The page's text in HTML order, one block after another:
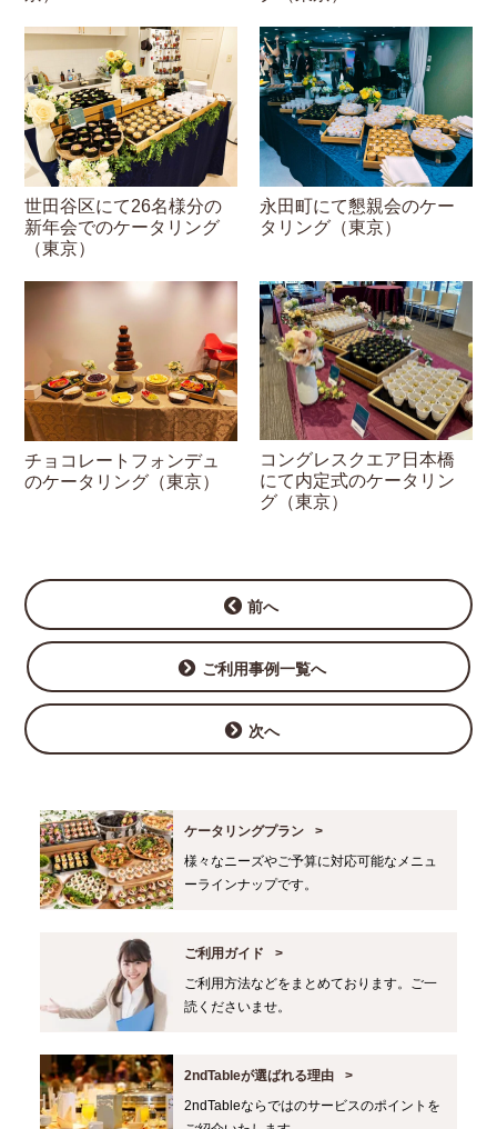
世田谷区にて26名様分の
新年会でのケータリング
（東京）
永田町にて懇親会のケー
タリング（東京）
チョコレートフォンデュ
のケータリング（東京）
コングレスクエア日本橋
にて内定式のケータリン
グ（東京）
前へ
ご利用事例一覧へ
次へ
ケータリングプラン
様々なニーズやご予算に対応可能なメニュ
ーラインナップです。
ご利用ガイド
ご利用方法などをまとめております。ご一
読くださいませ。
2ndTableが選ばれる理由
2ndTableならではのサービスのポイントを